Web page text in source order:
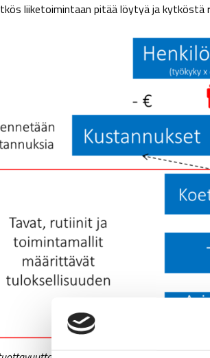
liiketoimintaan pitää löytyä ja